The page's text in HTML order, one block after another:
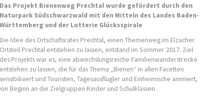
Das Projekt Bienenweg Prechtal wurde gefördert durch den
Naturpark Südschwarzwald mit den Mitteln des Landes Baden-
Württemberg und der Lotterie Glücksspirale
Die Idee des Ortschaftsrates Prechtal, einen Themenweg im Elzacher
Ortsteil Prechtal entstehen zu lassen, entstand im Sommer 2017. Ziel
des Projekts war es, eine abwechslungsreiche Familienwanderstrecke
entstehen zu lassen, die für das Thema „Bienen“ in allen Facetten
sensibilisiert und Touristen, Tagesausflügler und Einheimische animiert,
Beginn an die Zielgruppen Kinder und Schulklassen.